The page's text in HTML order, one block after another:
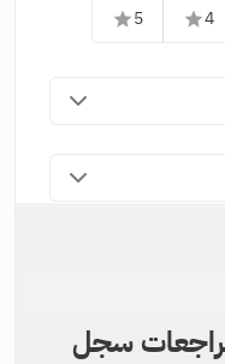
4
star
5
star
سجل